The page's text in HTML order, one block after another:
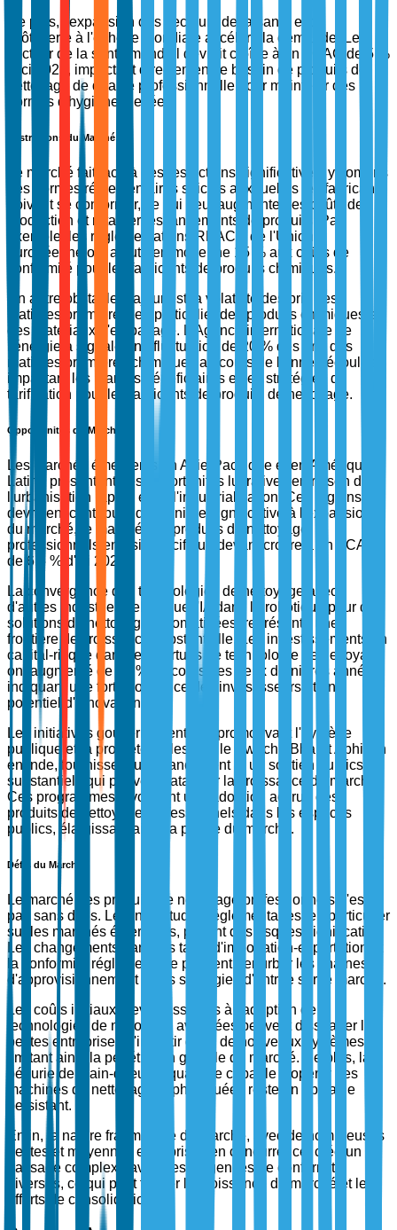
De plus, l'expansion des secteurs de la santé et de
l'hôtellerie à l'échelle mondiale accélère la demande. Le
secteur de la santé mondial devrait croître à un TCAC de 5 %
d'ici 2025, impactant directement le besoin de produits de
nettoyage de qualité professionnelle pour maintenir des
normes d'hygiène élevées.
Restrictions du Marché
Le marché fait face à des restrictions significatives, y compris
des normes réglementaires strictes auxquelles les fabricants
doivent se conformer, ce qui peut augmenter les coûts de
production et retarder les lancements de produits. Par
exemple, les réglementations REACH de l'Union
européenne ont ajouté en moyenne 15 % aux coûts de
conformité pour les fabricants de produits chimiques.
Un autre obstacle majeur est la volatilité des prix des
matières premières, en particulier des produits chimiques et
des matériaux d'emballage. L'Agence internationale de
l'énergie a signalé une fluctuation de 20 % des prix des
matières premières chimiques au cours de l'année écoulée,
impactant les marges bénéficiaires et les stratégies de
tarification pour les fabricants de produits de nettoyage.
Opportunités du Marché
Les marchés émergents en Asie-Pacifique et en Amérique
Latine présentent des opportunités lucratives en raison de
l'urbanisation rapide et de l'industrialisation. Ces régions
devraient contribuer de manière significative à l'expansion
du marché, le marché des produits de nettoyage
professionnels en Asie-Pacifique devant croître à un TCAC
de 6,5 % d'ici 2027.
La convergence des technologies de nettoyage avec
d'autres industries, telles que l'IA dans la robotique pour des
solutions de nettoyage automatisées, représente une
frontière de croissance substantielle. Les investissements en
capital-risque dans les startups de technologie de nettoyage
ont augmenté de 40 % au cours des deux dernières années,
indiquant une forte confiance des investisseurs et un
potentiel d'innovation.
Les initiatives gouvernementales promouvant l'hygiène
publique et la propreté, telles que le Swachh Bharat Abhiyan
en Inde, fournissent un financement et un soutien publics
substantiels qui peuvent catalyser la croissance du marché.
Ces programmes favorisent une adoption accrue des
produits de nettoyage professionnels dans les espaces
publics, élargissant ainsi la portée du marché.
Défis du Marché
Le marché des produits de nettoyage professionnels n'est
pas sans défis. Les incertitudes réglementaires, en particulier
sur les marchés émergents, posent des risques significatifs.
Les changements dans les tarifs d'importation-exportation et
la conformité réglementaire peuvent perturber les chaînes
d'approvisionnement et les stratégies d'entrée sur le marché.
Les coûts initiaux élevés associés à l'adoption de
technologies de nettoyage avancées peuvent dissuader les
petites entreprises d'investir dans de nouveaux systèmes,
limitant ainsi la pénétration globale du marché. De plus, la
pénurie de main-d'œuvre qualifiée capable d'opérer des
machines de nettoyage sophistiquées reste un obstacle
persistant.
Enfin, la nature fragmentée du marché, avec de nombreuses
petites et moyennes entreprises en concurrence, crée un
paysage complexe avec des exigences de conformité
diverses, ce qui peut freiner la croissance du marché et les
efforts de consolidation.